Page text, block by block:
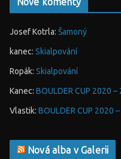
Nové komenty
Josef Kotrla: Šamoný
kanec: Skialpování
Ropák: Skialpování
Kanec: BOULDER CUP 2020
Vlastik: BOULDER CUP 2020
Nová alba v Galerii